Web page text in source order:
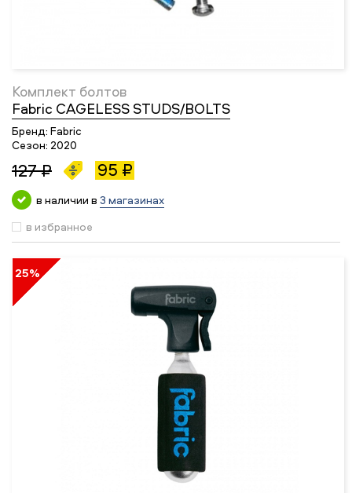
Комплект болтов
Fabric CAGELESS STUDS/BOLTS
Бренд: Fabric
Сезон: 2020
127 ₽ 95 ₽
в наличии в 3 магазинах
в избранное
25%